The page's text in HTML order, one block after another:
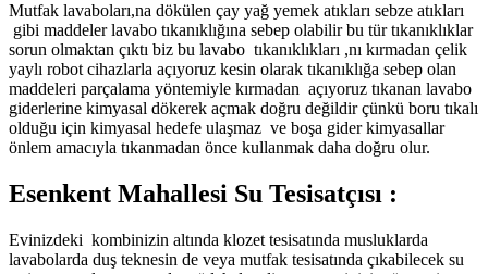
Mutfak lavaboları,na dökülen çay yağ yemek atıkları sebze atıkları
gibi maddeler lavabo tıkanıklığına sebep olabilir bu tür tıkanıklıklar
sorun olmaktan çıktı biz bu lavabo tıkanıklıkları ,nı kırmadan çelik
yaylı robot cihazlarla açıyoruz kesin olarak tıkanıklığa sebep olan
maddeleri parçalama yöntemiyle kırmadan açıyoruz tıkanan lavabo
giderlerine kimyasal dökerek açmak doğru değildir çünkü boru tıkalı
olduğu için kimyasal hedefe ulaşmaz ve boşa gider kimyasallar
önlem amacıyla tıkanmadan önce kullanmak daha doğru olur.
Esenkent Mahallesi Su Tesisatçısı :
Evinizdeki kombinizin altında klozet tesisatında musluklarda
lavabolarda duş teknesin de veya mutfak tesisatında çıkabilecek su